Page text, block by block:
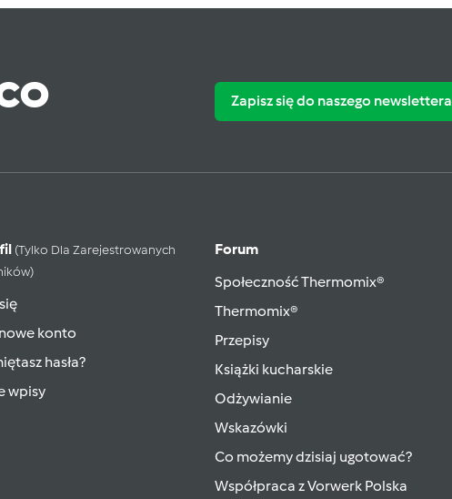
Zapisz się do naszego newslettera
(tylko Dla Zarejestrowanych
konto
hasła?
wpisy
Forum
Społeczność Thermomix®
Thermomix®
Przepisy
Książki kucharskie
Odżywianie
Wskazówki
Co możemy dzisiaj ugotować?
Współpraca z Vorwerk Polska